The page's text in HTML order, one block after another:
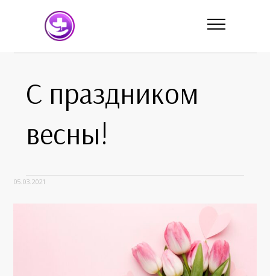
С праздником
весны!
05.03.2021